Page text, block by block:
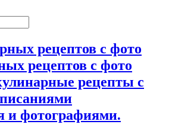
рецептов с фото
рецепты с
и фотографиями.